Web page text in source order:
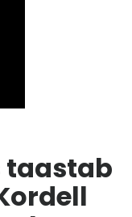
taastab